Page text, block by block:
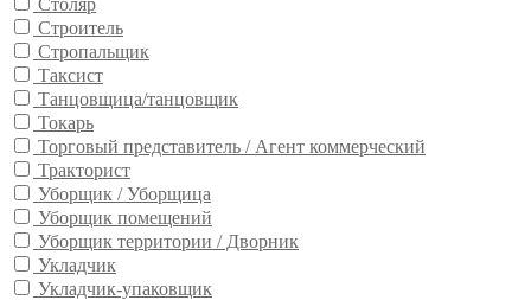
Строитель
Стропальщик
Таксист
Танцовщица/танцовщик
Токарь
Торговый представитель / Агент коммерческий
Тракторист
Уборщик / Уборщица
Уборщик помещений
Уборщик территории / Дворник
Укладчик
Укладчик-упаковщик